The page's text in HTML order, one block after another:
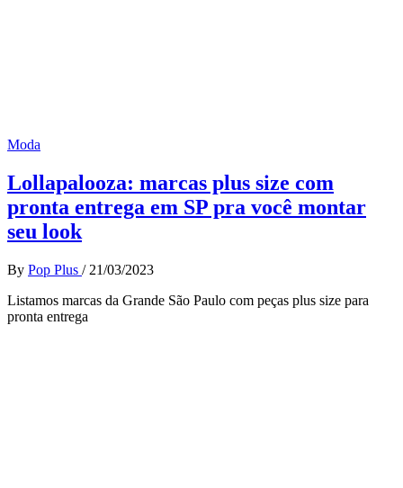
Moda
Lollapalooza: marcas plus size com
pronta entrega em SP pra você montar
seu look
By Pop Plus / 21/03/2023
Listamos marcas da Grande São Paulo com peças plus size para
pronta entrega